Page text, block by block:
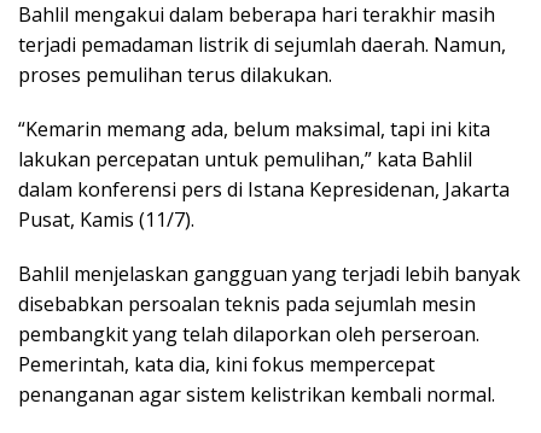
Bahlil mengakui dalam beberapa hari terakhir masih
terjadi pemadaman listrik di sejumlah daerah. Namun,
proses pemulihan terus dilakukan.
“Kemarin memang ada, belum maksimal, tapi ini kita
lakukan percepatan untuk pemulihan,” kata Bahlil
dalam konferensi pers di Istana Kepresidenan, Jakarta
Pusat, Kamis (11/7).
Bahlil menjelaskan gangguan yang terjadi lebih banyak
disebabkan persoalan teknis pada sejumlah mesin
pembangkit yang telah dilaporkan oleh perseroan.
Pemerintah, kata dia, kini fokus mempercepat
penanganan agar sistem kelistrikan kembali normal.